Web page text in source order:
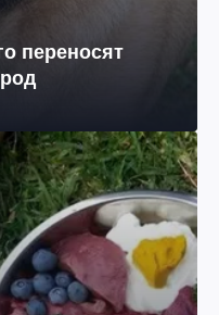
переносят